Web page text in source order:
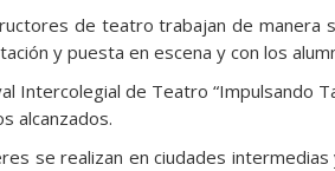
de teatro trabajan de manera
y puesta en escena y con los
Intercolegial de Teatro “Impulsando
alcanzados.
se realizan en ciudades